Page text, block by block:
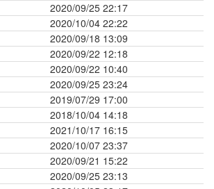
2020/09/25 22:17
2020/10/04 22:22
2020/09/18 13:09
2020/09/22 12:18
2020/09/22 10:40
2020/09/25 23:24
2019/07/29 17:00
2018/10/04 14:18
2021/10/17 16:15
2020/10/07 23:37
2020/09/21 15:22
2020/09/25 23:13